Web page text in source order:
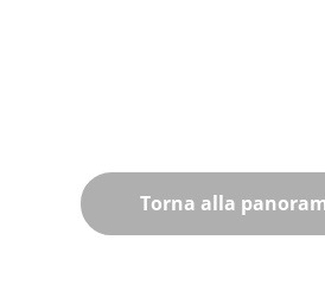
Torna alla